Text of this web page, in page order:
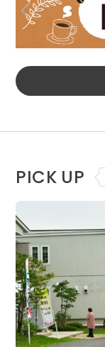
PICK UP